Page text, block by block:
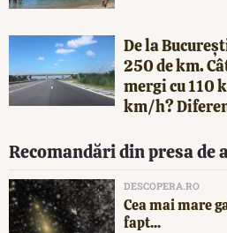
De la
250 de km.
mergi cu 110
km/h?
Recomandări din presa de
DESCOPERA.RO
Cea mai mare
fapt...